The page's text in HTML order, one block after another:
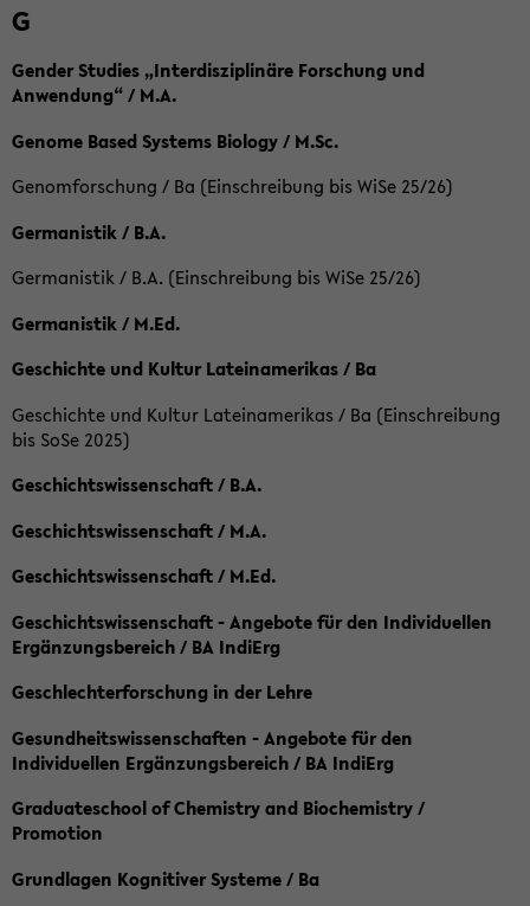
G
Gender Studies „Interdisziplinäre Forschung und
Anwendung“ / M.A.
Genome Based Systems Biology / M.Sc.
Genomforschung / Ba (Einschreibung bis WiSe 25/26)
Germanistik / B.A.
Germanistik / B.A. (Einschreibung bis WiSe 25/26)
Germanistik / M.Ed.
Geschichte und Kultur Lateinamerikas / Ba
Geschichte und Kultur Lateinamerikas / Ba (Einschreibung
bis SoSe 2025)
Geschichtswissenschaft / B.A.
Geschichtswissenschaft / M.A.
Geschichtswissenschaft / M.Ed.
Geschichtswissenschaft - Angebote für den Individuellen
Ergänzungsbereich / BA IndiErg
Geschlechterforschung in der Lehre
Gesundheitswissenschaften - Angebote für den
Individuellen Ergänzungsbereich / BA IndiErg
Graduateschool of Chemistry and Biochemistry /
Promotion
Grundlagen Kognitiver Systeme / Ba